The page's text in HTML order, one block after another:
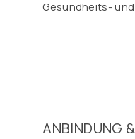
Gesundheits-
ANBINDUNG